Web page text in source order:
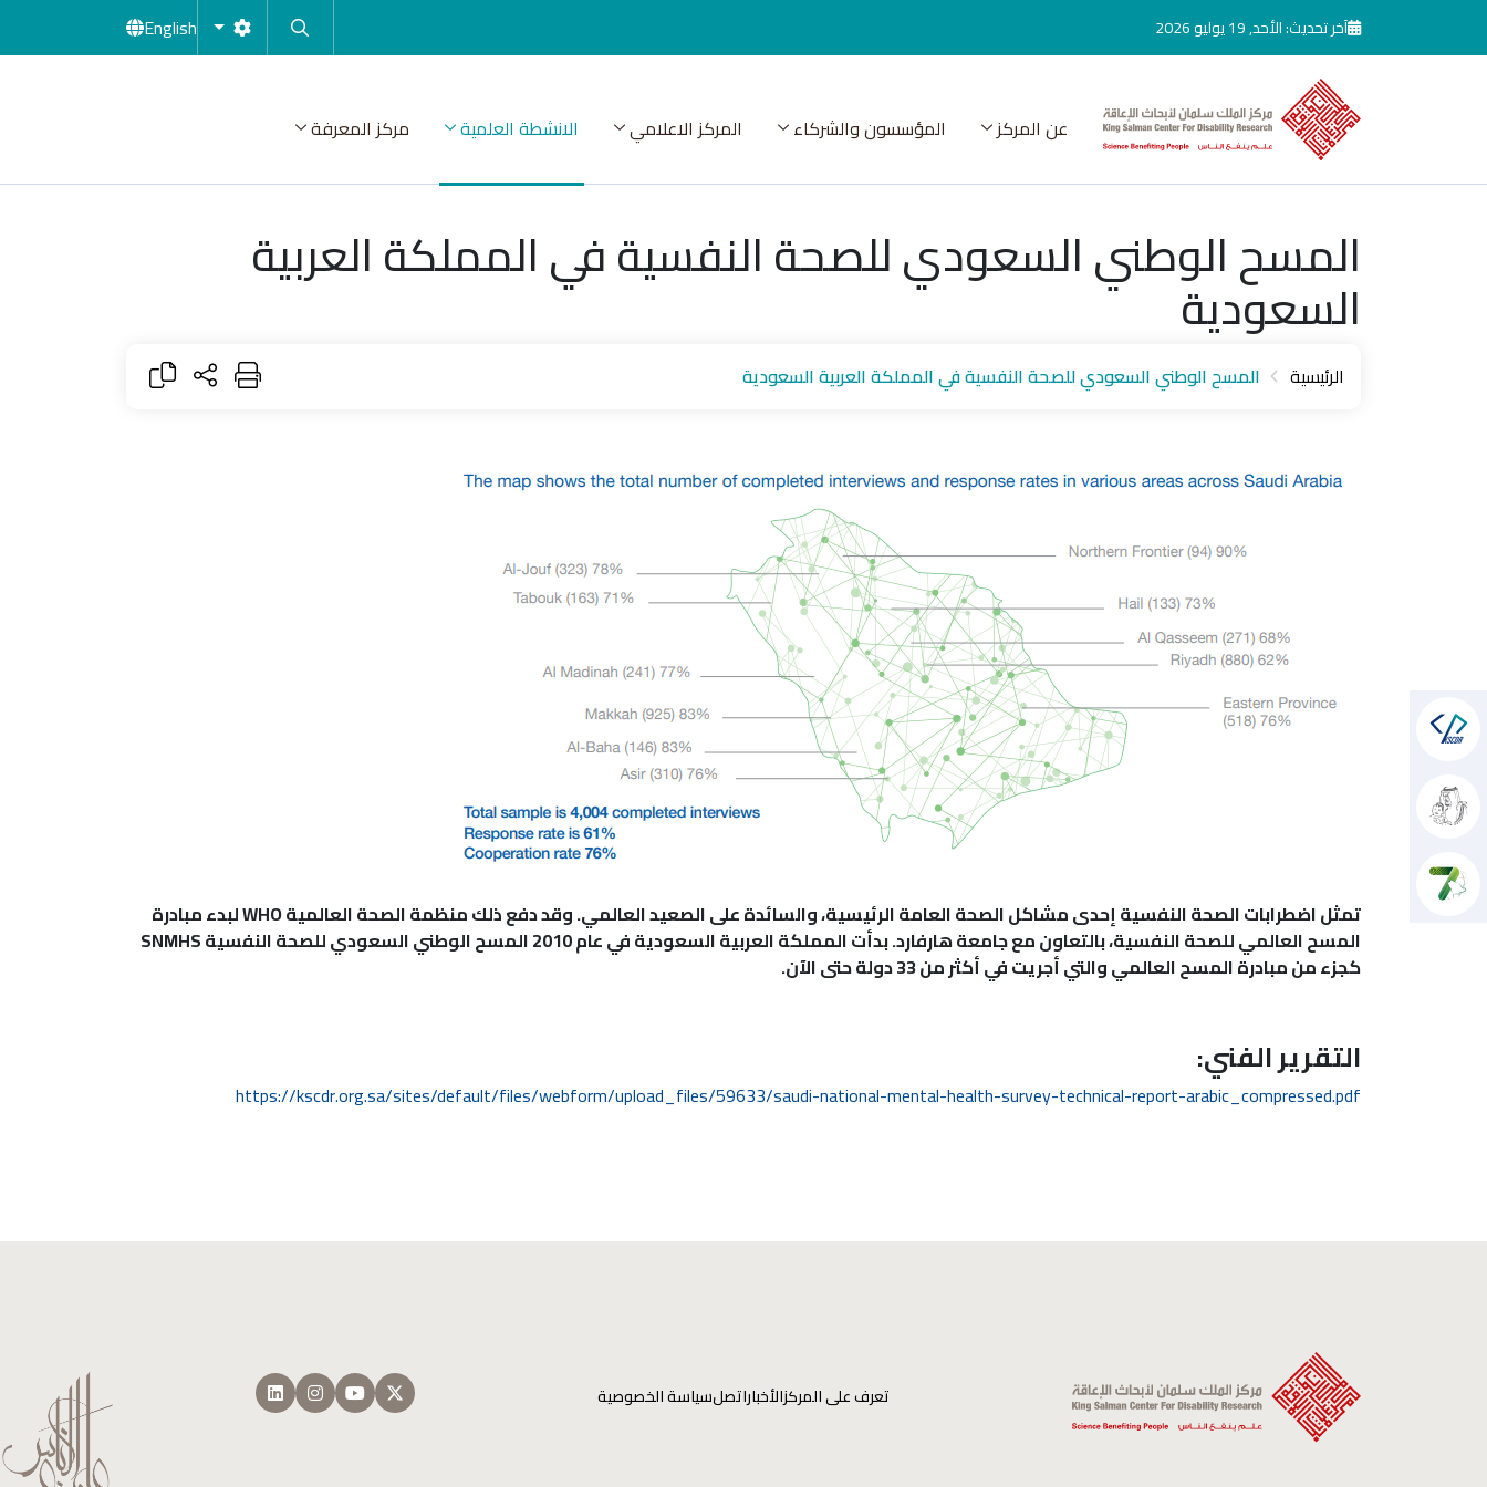
تجاوز إلى المحتوى الرئيسيآخر تحديث: الأحد, 19 يوليو 2026 English
عن المركز المؤسسون والشركاء المركز الاعلامي الانشطة العلمية مركز المعرفة
المسح الوطني السعودي للصحة النفسية في المملكة العربية
السعودية
الرئيسية المسح الوطني السعودي للصحة النفسية في المملكة العربية السعودية
تمثل اضطرابات الصحة النفسية إحدى مشاكل الصحة العامة الرئيسية، والسائدة على الصعيد العالمي. وقد دفع ذلك منظمة الصحة العالميةWHOلبدء مبادرة
المسح العالمي للصحة النفسية، بالتعاون مع جامعة هارفارد. بدأت المملكة العربية السعودية في عام 2010 المسح الوطني السعودي للصحة النفسية
SNMHS
كجزء من مبادرة المسح العالمي والتي أجريت في أكثر من 33 دولة حتى الآن.
التقرير الفني:
https://kscdr.org.sa/sites/default/files/webform/upload_files/59633/saudi-national-mental-health-survey-technical-report-arabic_compressed.pdf
تعرف على المركزالأخباراتصلسياسة الخصوصية